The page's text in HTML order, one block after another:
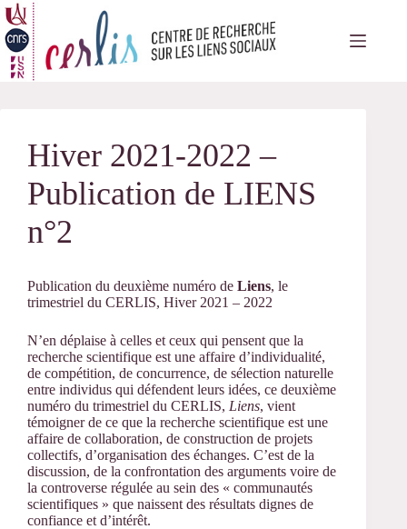
Passer
au
contenu
Hiver 2021-2022 –
Publication de LIENS
n°2
Publication du deuxième numéro de Liens, le
trimestriel du CERLIS, Hiver 2021 – 2022
N’en déplaise à celles et ceux qui pensent que la
recherche scientifique est une affaire d’individualité,
de compétition, de concurrence, de sélection naturelle
entre individus qui défendent leurs idées, ce deuxième
numéro du trimestriel du CERLIS, Liens, vient
témoigner de ce que la recherche scientifique est une
affaire de collaboration, de construction de projets
collectifs, d’organisation des échanges. C’est de la
discussion, de la confrontation des arguments voire de
la controverse régulée au sein des « communautés
scientifiques » que naissent des résultats dignes de
confiance et d’intérêt.